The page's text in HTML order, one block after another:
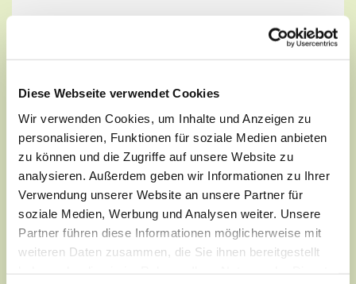
Diese Webseite verwendet Cookies
Wir verwenden Cookies, um Inhalte und Anzeigen zu
personalisieren, Funktionen für soziale Medien anbieten
zu können und die Zugriffe auf unsere Website zu
analysieren. Außerdem geben wir Informationen zu Ihrer
Verwendung unserer Website an unsere Partner für
soziale Medien, Werbung und Analysen weiter. Unsere
Partner führen diese Informationen möglicherweise mit
weiteren Daten zusammen, die Sie ihnen bereitgestellt